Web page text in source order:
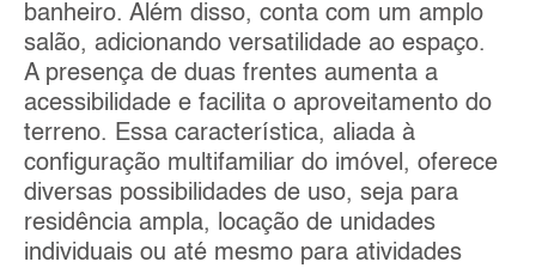
banheiro. Além disso, conta com um amplo
salão, adicionando versatilidade ao espaço.
A presença de duas frentes aumenta a
acessibilidade e facilita o aproveitamento do
terreno. Essa característica, aliada à
configuração multifamiliar do imóvel, oferece
diversas possibilidades de uso, seja para
residência ampla, locação de unidades
individuais ou até mesmo para atividades